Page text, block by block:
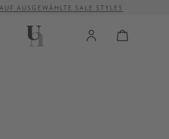
AUSGEWÄHLTE SALE STYLES